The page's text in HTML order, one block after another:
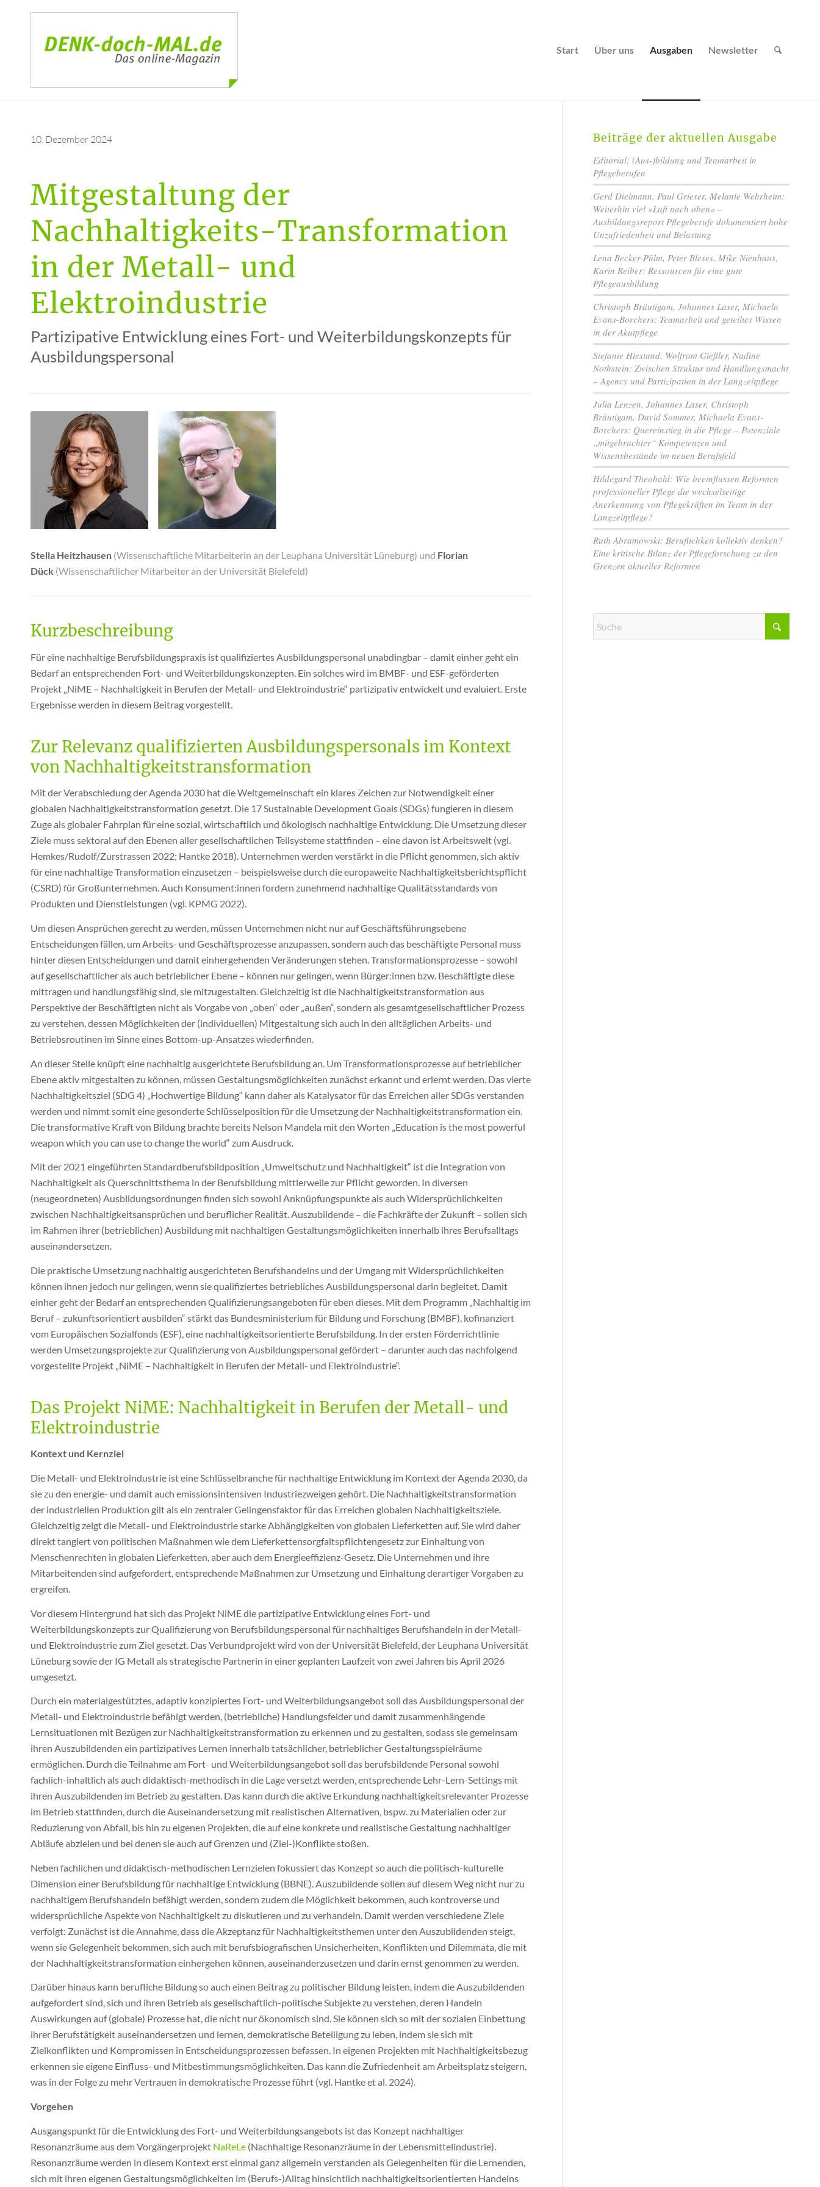
Start Über uns Ausgaben Newsletter
10. Dezember 2024
Mitgestaltung der
Nachhaltigkeits-Transformation
in der Metall- und
Elektroindustrie
Partizipative Entwicklung eines Fort- und Weiterbildungskonzepts für
Ausbildungspersonal
Stella Heitzhausen (Wissenschaftliche Mitarbeiterin an der Leuphana Universität Lüneburg) und Florian
Dück (Wissenschaftlicher Mitarbeiter an der Universität Bielefeld)
Kurzbeschreibung
Für eine nachhaltige Berufsbildungspraxis ist qualifiziertes Ausbildungspersonal unabdingbar – damit einher geht ein
Bedarf an entsprechenden Fort- und Weiterbildungskonzepten. Ein solches wird im BMBF- und ESF-geförderten
Projekt „NiME – Nachhaltigkeit in Berufen der Metall- und Elektroindustrie“ partizipativ entwickelt und evaluiert. Erste
Ergebnisse werden in diesem Beitrag vorgestellt.
Zur Relevanz qualifizierten Ausbildungspersonals im Kontext
von Nachhaltigkeitstransformation
Mit der Verabschiedung der Agenda 2030 hat die Weltgemeinschaft ein klares Zeichen zur Notwendigkeit einer
globalen Nachhaltigkeitstransformation gesetzt. Die 17 Sustainable Development Goals (SDGs) fungieren in diesem
Zuge als globaler Fahrplan für eine sozial, wirtschaftlich und ökologisch nachhaltige Entwicklung. Die Umsetzung dieser
Ziele muss sektoral auf den Ebenen aller gesellschaftlichen Teilsysteme stattfinden – eine davon ist Arbeitswelt (vgl.
Hemkes/Rudolf/Zurstrassen 2022; Hantke 2018). Unternehmen werden verstärkt in die Pflicht genommen, sich aktiv
für eine nachhaltige Transformation einzusetzen – beispielsweise durch die europaweite Nachhaltigkeitsberichtspflicht
(CSRD) für Großunternehmen. Auch Konsument:innen fordern zunehmend nachhaltige Qualitätsstandards von
Produkten und Dienstleistungen (vgl. KPMG 2022).
Um diesen Ansprüchen gerecht zu werden, müssen Unternehmen nicht nur auf Geschäftsführungsebene
Entscheidungen fällen, um Arbeits- und Geschäftsprozesse anzupassen, sondern auch das beschäftigte Personal muss
hinter diesen Entscheidungen und damit einhergehenden Veränderungen stehen. Transformationsprozesse – sowohl
auf gesellschaftlicher als auch betrieblicher Ebene – können nur gelingen, wenn Bürger:innen bzw. Beschäftigte diese
mittragen und handlungsfähig sind, sie mitzugestalten. Gleichzeitig ist die Nachhaltigkeitstransformation aus
Perspektive der Beschäftigten nicht als Vorgabe von „oben“ oder „außen“, sondern als gesamtgesellschaftlicher Prozess
zu verstehen, dessen Möglichkeiten der (individuellen) Mitgestaltung sich auch in den alltäglichen Arbeits- und
Betriebsroutinen im Sinne eines Bottom-up-Ansatzes wiederfinden.
An dieser Stelle knüpft eine nachhaltig ausgerichtete Berufsbildung an. Um Transformationsprozesse auf betrieblicher
Ebene aktiv mitgestalten zu können, müssen Gestaltungsmöglichkeiten zunächst erkannt und erlernt werden. Das vierte
Nachhaltigkeitsziel (SDG 4) „Hochwertige Bildung“ kann daher als Katalysator für das Erreichen aller SDGs verstanden
werden und nimmt somit eine gesonderte Schlüsselposition für die Umsetzung der Nachhaltigkeitstransformation ein.
Die transformative Kraft von Bildung brachte bereits Nelson Mandela mit den Worten „Education is the most powerful
weapon which you can use to change the world“ zum Ausdruck.
Mit der 2021 eingeführten Standardberufsbildposition „Umweltschutz und Nachhaltigkeit“ ist die Integration von
Nachhaltigkeit als Querschnittsthema in der Berufsbildung mittlerweile zur Pflicht geworden. In diversen
(neugeordneten) Ausbildungsordnungen finden sich sowohl Anknüpfungspunkte als auch Widersprüchlichkeiten
zwischen Nachhaltigkeitsansprüchen und beruflicher Realität. Auszubildende – die Fachkräfte der Zukunft – sollen sich
im Rahmen ihrer (betrieblichen) Ausbildung mit nachhaltigen Gestaltungsmöglichkeiten innerhalb ihres Berufsalltags
auseinandersetzen.
Die praktische Umsetzung nachhaltig ausgerichteten Berufshandelns und der Umgang mit Widersprüchlichkeiten
können ihnen jedoch nur gelingen, wenn sie qualifiziertes betriebliches Ausbildungspersonal darin begleitet. Damit
einher geht der Bedarf an entsprechenden Qualifizierungsangeboten für eben dieses. Mit dem Programm „Nachhaltig im
Beruf – zukunftsorientiert ausbilden“ stärkt das Bundesministerium für Bildung und Forschung (BMBF), kofinanziert
vom Europäischen Sozialfonds (ESF), eine nachhaltigkeitsorientierte Berufsbildung. In der ersten Förderrichtlinie
werden Umsetzungsprojekte zur Qualifizierung von Ausbildungspersonal gefördert – darunter auch das nachfolgend
vorgestellte Projekt „NiME – Nachhaltigkeit in Berufen der Metall- und Elektroindustrie“.
Das Projekt NiME: Nachhaltigkeit in Berufen der Metall- und
Elektroindustrie
Kontext und Kernziel
Die Metall- und Elektroindustrie ist eine Schlüsselbranche für nachhaltige Entwicklung im Kontext der Agenda 2030, da
sie zu den energie- und damit auch emissionsintensiven Industriezweigen gehört. Die Nachhaltigkeitstransformation
der industriellen Produktion gilt als ein zentraler Gelingensfaktor für das Erreichen globalen Nachhaltigkeitsziele.
Gleichzeitig zeigt die Metall- und Elektroindustrie starke Abhängigkeiten von globalen Lieferketten auf. Sie wird daher
direkt tangiert von politischen Maßnahmen wie dem Lieferkettensorgfaltspflichtengesetz zur Einhaltung von
Menschenrechten in globalen Lieferketten, aber auch dem Energieeffizienz-Gesetz. Die Unternehmen und ihre
Mitarbeitenden sind aufgefordert, entsprechende Maßnahmen zur Umsetzung und Einhaltung derartiger Vorgaben zu
ergreifen.
Vor diesem Hintergrund hat sich das Projekt NiME die partizipative Entwicklung eines Fort- und
Weiterbildungskonzepts zur Qualifizierung von Berufsbildungspersonal für nachhaltiges Berufshandeln in der Metall-
und Elektroindustrie zum Ziel gesetzt. Das Verbundprojekt wird von der Universität Bielefeld, der Leuphana Universität
Lüneburg sowie der IG Metall als strategische Partnerin in einer geplanten Laufzeit von zwei Jahren bis April 2026
umgesetzt.
Durch ein materialgestütztes, adaptiv konzipiertes Fort- und Weiterbildungsangebot soll das Ausbildungspersonal der
Metall- und Elektroindustrie befähigt werden, (betriebliche) Handlungsfelder und damit zusammenhängende
Lernsituationen mit Bezügen zur Nachhaltigkeitstransformation zu erkennen und zu gestalten, sodass sie gemeinsam
ihren Auszubildenden ein partizipatives Lernen innerhalb tatsächlicher, betrieblicher Gestaltungsspielräume
ermöglichen. Durch die Teilnahme am Fort- und Weiterbildungsangebot soll das berufsbildende Personal sowohl
fachlich-inhaltlich als auch didaktisch-methodisch in die Lage versetzt werden, entsprechende Lehr-Lern-Settings mit
ihren Auszubildenden im Betrieb zu gestalten. Das kann durch die aktive Erkundung nachhaltigkeitsrelevanter Prozesse
im Betrieb stattfinden, durch die Auseinandersetzung mit realistischen Alternativen, bspw. zu Materialien oder zur
Reduzierung von Abfall, bis hin zu eigenen Projekten, die auf eine konkrete und realistische Gestaltung nachhaltiger
Abläufe abzielen und bei denen sie auch auf Grenzen und (Ziel-)Konflikte stoßen.
Neben fachlichen und didaktisch-methodischen Lernzielen fokussiert das Konzept so auch die politisch-kulturelle
Dimension einer Berufsbildung für nachhaltige Entwicklung (BBNE). Auszubildende sollen auf diesem Weg nicht nur zu
nachhaltigem Berufshandeln befähigt werden, sondern zudem die Möglichkeit bekommen, auch kontroverse und
widersprüchliche Aspekte von Nachhaltigkeit zu diskutieren und zu verhandeln. Damit werden verschiedene Ziele
verfolgt: Zunächst ist die Annahme, dass die Akzeptanz für Nachhaltigkeitsthemen unter den Auszubildenden steigt,
wenn sie Gelegenheit bekommen, sich auch mit berufsbiografischen Unsicherheiten, Konflikten und Dilemmata, die mit
der Nachhaltigkeitstransformation einhergehen können, auseinanderzusetzen und darin ernst genommen zu werden.
Darüber hinaus kann berufliche Bildung so auch einen Beitrag zu politischer Bildung leisten, indem die Auszubildenden
aufgefordert sind, sich und ihren Betrieb als gesellschaftlich-politische Subjekte zu verstehen, deren Handeln
Auswirkungen auf (globale) Prozesse hat, die nicht nur ökonomisch sind. Sie können sich so mit der sozialen Einbettung
ihrer Berufstätigkeit auseinandersetzen und lernen, demokratische Beteiligung zu leben, indem sie sich mit
Zielkonflikten und Kompromissen in Entscheidungsprozessen befassen. In eigenen Projekten mit Nachhaltigkeitsbezug
erkennen sie eigene Einfluss- und Mitbestimmungsmöglichkeiten. Das kann die Zufriedenheit am Arbeitsplatz steigern,
was in der Folge zu mehr Vertrauen in demokratische Prozesse führt (vgl. Hantke et al. 2024).
Vorgehen
Ausgangspunkt für die Entwicklung des Fort- und Weiterbildungsangebots ist das Konzept nachhaltiger
Resonanzräume aus dem Vorgängerprojekt NaReLe (Nachhaltige Resonanzräume in der Lebensmittelindustrie).
Resonanzräume werden in diesem Kontext erst einmal ganz allgemein verstanden als Gelegenheiten für die Lernenden,
sich mit ihren eigenen Gestaltungsmöglichkeiten im (Berufs-)Alltag hinsichtlich nachhaltigkeitsorientierten Handelns
Beiträge der aktuellen Ausgabe
Editorial: (Aus-)bildung und Teamarbeit in
Pflegeberufen
Gerd Dielmann, Paul Grieser, Melanie Wehrheim:
Weiterhin viel »Luft nach oben« –
Ausbildungsreport Pflegeberufe dokumentiert hohe
Unzufriedenheit und Belastung
Lena Becker-Pülm, Peter Bleses, Mike Nienhaus,
Karin Reiber: Ressourcen für eine gute
Pflegeausbildung
Christoph Bräutigam, Johannes Laser, Michaela
Evans-Borchers: Teamarbeit und geteiltes Wissen
in der Akutpflege
Stefanie Hiestand, Wolfram Gießler, Nadine
Nothstein: Zwischen Struktur und Handlungsmacht
– Agency und Partizipation in der Langzeitpflege
Julia Lenzen, Johannes Laser, Christoph
Bräutigam, David Sommer, Michaela Evans-
Borchers: Quereinstieg in die Pflege – Potenziale
„mitgebrachter“ Kompetenzen und
Wissensbestände im neuen Berufsfeld
Hildegard Theobald: Wie beeinflussen Reformen
professioneller Pflege die wechselseitige
Anerkennung von Pflegekräften im Team in der
Langzeitpflege?
Ruth Abramowski: Beruflichkeit kollektiv denken?
Eine kritische Bilanz der Pflegeforschung zu den
Grenzen aktueller Reformen